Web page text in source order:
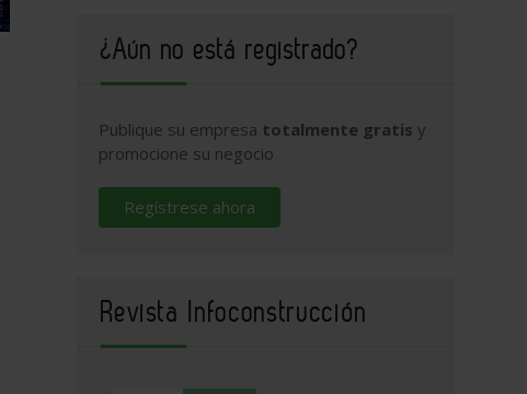
¿Aún no está registrado?
Publique su empresa totalmente gratis y
promocione su negocio
Regístrese ahora
Revista Infoconstrucción